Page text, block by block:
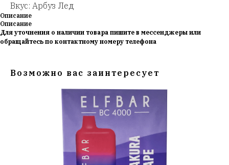
Вкус: Арбуз Лед
Описание
Описание
Для уточнения о наличии товара пишите в мессенджеры или
обращайтесь по контактному номеру телефона
Возможно вас заинтересует